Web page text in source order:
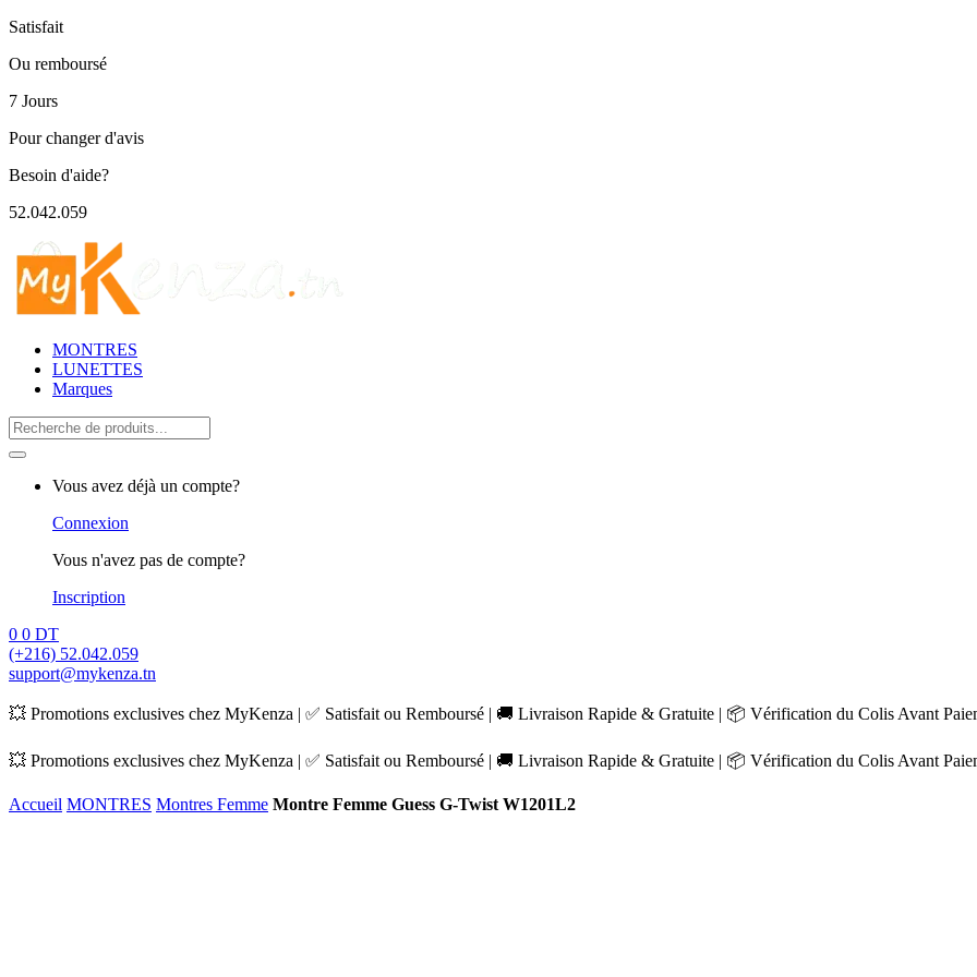
Satisfait
Ou remboursé
7 Jours
Pour changer d'avis
Besoin d'aide?
52.042.059
MONTRES
LUNETTES
Marques
Search
for:
Vous avez déjà un compte?
Connexion
Vous n'avez pas de compte?
Inscription
0 0 DT
(+216) 52.042.059
support@mykenza.tn
💥 Promotions exclusives chez MyKenza | ✅ Satisfait ou Remboursé | 🚚 Livraison Rapide & Gratuite | 📦 Vérification du Colis Avant
💥 Promotions exclusives chez MyKenza | ✅ Satisfait ou Remboursé | 🚚 Livraison Rapide & Gratuite | 📦 Vérification du Colis Avant
Accueil MONTRES Montres Femme Montre Femme Guess G-Twist W1201L2